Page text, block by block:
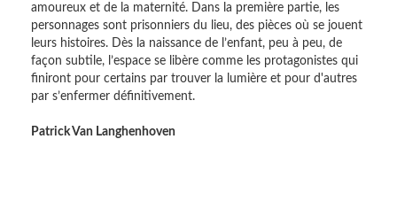
amoureux et de la maternité. Dans la première partie, les
personnages sont prisonniers du lieu, des pièces où se jouent
leurs histoires. Dès la naissance de l’enfant, peu à peu, de
façon subtile, l’espace se libère comme les protagonistes qui
finiront pour certains par trouver la lumière et pour d'autres
par s’enfermer définitivement.
Patrick Van Langhenhoven